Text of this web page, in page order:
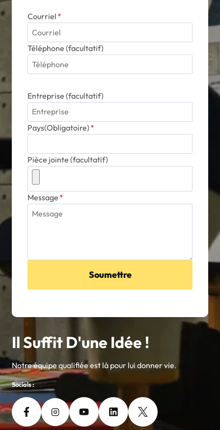
Courriel *
Téléphone (facultatif)
Entreprise (facultatif)
Pays(Obligatoire) *
Pièce jointe (facultatif)
Message *
Soumettre
Il Suffit D'une Idée !
Notre équipe qualifiée est là pour lui donner vie.
Socials :